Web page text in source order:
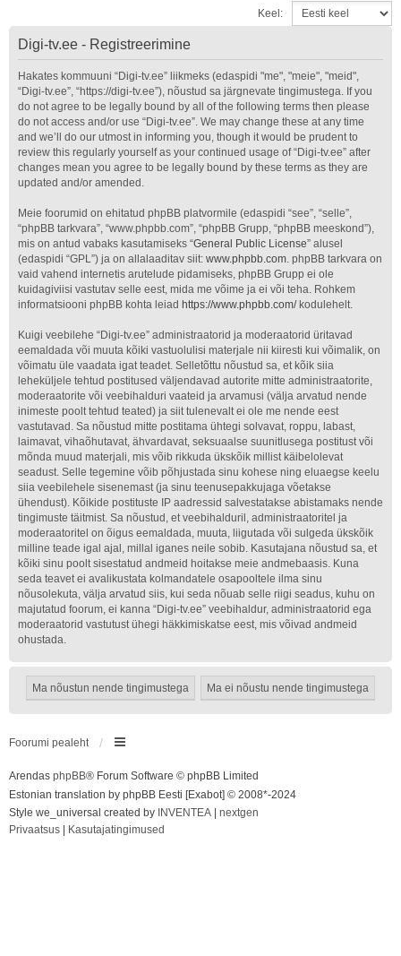
Keel:
Digi-tv.ee - Registreerimine
Hakates kommuuni “Digi-tv.ee” liikmeks (edaspidi "me", "meie", "meid",
“Digi-tv.ee”, “https://digi-tv.ee”), nõustud sa järgnevate tingimustega. If you
do not agree to be legally bound by all of the following terms then please
do not access and/or use “Digi-tv.ee”. We may change these at any time
and we’ll do our utmost in informing you, though it would be prudent to
review this regularly yourself as your continued usage of “Digi-tv.ee” after
changes mean you agree to be legally bound by these terms as they are
updated and/or amended.
Meie foorumid on ehitatud phpBB platvormile (edaspidi “see”, “selle”,
“phpBB tarkvara”, “www.phpbb.com”, “phpBB Grupp, “phpBB meeskond”),
mis on antud vabaks kasutamiseks “General Public License” alusel
(edaspidi “GPL”) ja on allalaaditav siit: www.phpbb.com. phpBB tarkvara on
vaid vahend internetis arutelude pidamiseks, phpBB Grupp ei ole
kuidagiviisi vastutav selle eest, mida me võime ja ei või teha. Rohkem
informatsiooni phpBB kohta leiad https://www.phpbb.com/kodulehelt.
Kuigi veebilehe “Digi-tv.ee” administraatorid ja moderaatorid üritavad
eemaldada või muuta kõiki vastuolulisi materjale nii kiiresti kui võimalik, on
võimatu üle vaadata igat teadet. Selletõttu nõustud sa, et kõik siia
leheküljele tehtud postitused väljendavad autorite mitte administraatorite,
moderaatorite või veebihalduri vaateid ja arvamusi (välja arvatud nende
inimeste poolt tehtud teated) ja siit tulenevalt ei ole me nende eest
vastutavad. Sa nõustud mitte postitama ühtegi solvavat, roppu, labast,
laimavat, vihaõhutavat, ähvardavat, seksuaalse suunitlusega postitust või
mõnda muud materjali, mis võib rikkuda ükskõik millist käibelolevat
seadust. Selle tegemine võib põhjustada sinu kohese ning eluaegse keelu
siia veebilehele sisenemast (ja sinu teenusepakkujaga võetakse
ühendust). Kõikide postituste IP aadressid salvestatakse abistamaks nende
tingimuste täitmist. Sa nõustud, et veebihalduril, administraatoritel ja
moderaatoritel on õigus eemaldada, muuta, liigutada või sulgeda ükskõik
milline teade igal ajal, millal iganes neile sobib. Kasutajana nõustud sa, et
kõiki sinu poolt sisestatud andmeid hoitakse meie andmebaasis. Kuna
seda teavet ei avalikustata kolmandatele osapooltele ilma sinu
nõusolekuta, välja arvatud siis, kui seda nõuab selle riigi seadus, kuhu on
majutatud foorum, ei kanna “Digi-tv.ee” veebihaldur, administraatorid ega
moderaatorid vastutust ühegi häkkimiskatse eest, mis võivad andmeid
ohustada.
Foorumi pealeht
Arendas phpBB® Forum Software © phpBB Limited
Estonian translation by phpBB Eesti [Exabot] © 2008*-2024
Style we_universal created by INVENTEA
nextgen
Privaatsus
Kasutajatingimused